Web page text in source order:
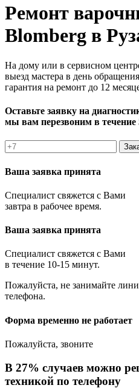
Ремонт
Blomberg в
На дому или в сервисном
выезд мастера в день обращения
гарантия на ремонт до 12
Оставьте заявку на
мы вам перезвоним в течение
Ваша заявка принята
Специалист свяжется с Вами
завтра в рабочее время.
Ваша заявка принята
Специалист свяжется с Вами
в течение 10-15 минут.
Пожалуйста, не занимайте
телефона.
Форма временно не работает
Пожалуйста, звоните
В 27% случаев можно
техникой по телефону